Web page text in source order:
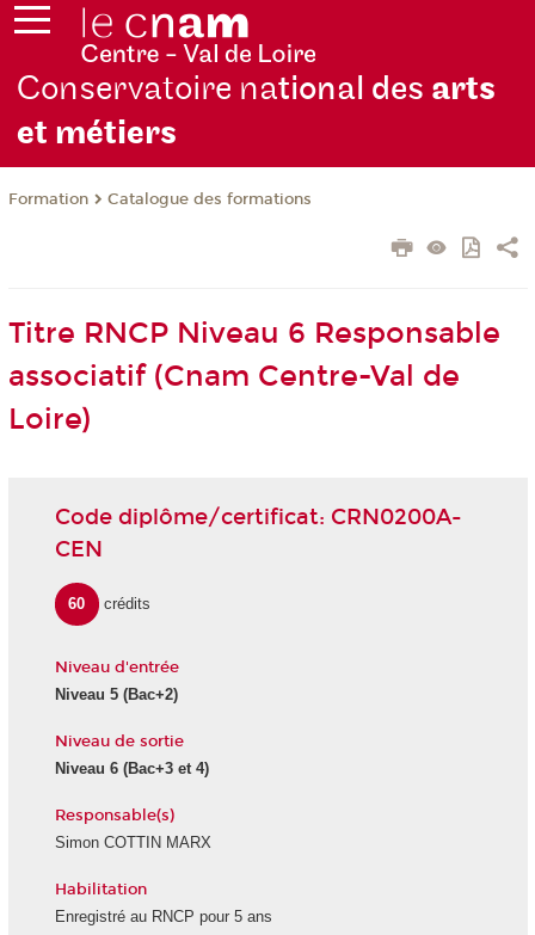
Conservatoire national des arts
et métiers
Formation Catalogue des formations
Titre RNCP Niveau 6 Responsable
associatif (Cnam Centre-Val de
Loire)
Code diplôme/certificat: CRN0200A-
CEN
60 crédits
Niveau d'entrée
Niveau 5 (Bac+2)
Niveau de sortie
Niveau 6 (Bac+3 et 4)
Responsable(s)
Simon COTTIN MARX
Habilitation
Enregistré au RNCP pour 5 ans